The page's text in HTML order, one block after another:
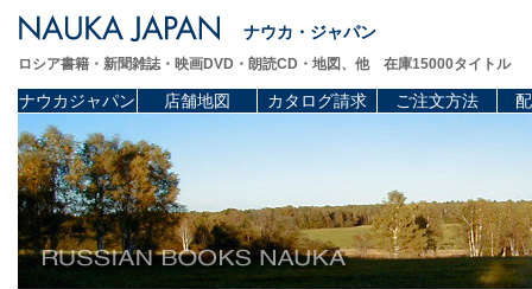
ナウカ・ジャパン
ロシア書籍・新聞雑誌・映画DVD・朗読CD・地図、他 在庫15000タイトル
ナウカジャパン 店舗地図 カタログ請求 ご注文方法